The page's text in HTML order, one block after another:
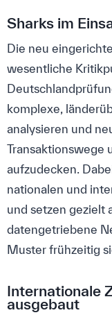
Sharks im
Die neu
wesentliche
komplexe,
analysieren und
Transaktionswege
aufzudecken.
nationalen und
und setzen gezielt
datengetriebene
Muster frühzeitig
Internationale
ausgebaut